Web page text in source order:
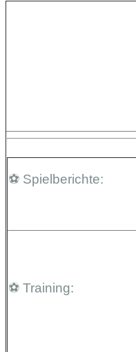
⚽️ Spielberichte:
⚽️ Training: